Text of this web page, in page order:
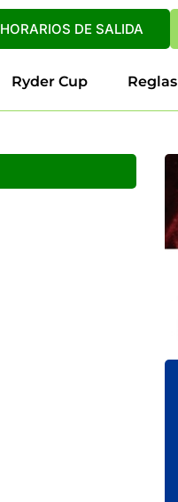
HORARIOS DE SALIDA
Ryder Cup Reglas